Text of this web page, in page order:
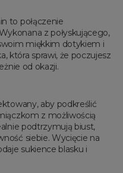
to połączenie
z połyskującego,
miękkim dotykiem i
która sprawi, że poczujesz
od okazji.
aby podkreślić
z możliwością
podtrzymują biust,
siebie. Wycięcie na
sukience blasku i